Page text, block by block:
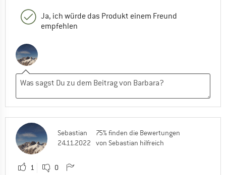
Ja, ich würde das Produkt einem Freund
empfehlen
Sebastian
24.11.2022
75% finden die Bewertungen
von Sebastian hilfreich
1 0